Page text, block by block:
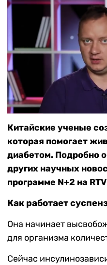
Китайские ученые
которая помогает
диабетом. Подробно
других научных
программе N+2 на
Как работает
Она начинает
для организма
Сейчас